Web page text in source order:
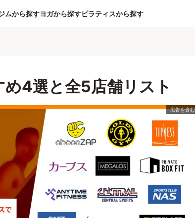
ムから探すヨガから探すピラティスから探す
4選と全5店舗リスト